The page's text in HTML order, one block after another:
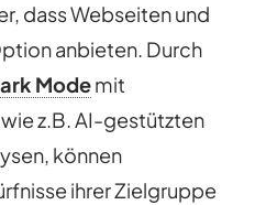
dass Webseiten und
anbieten. Durch
Modemit
z.B. AI-gestützten
können
ihrer Zielgruppe